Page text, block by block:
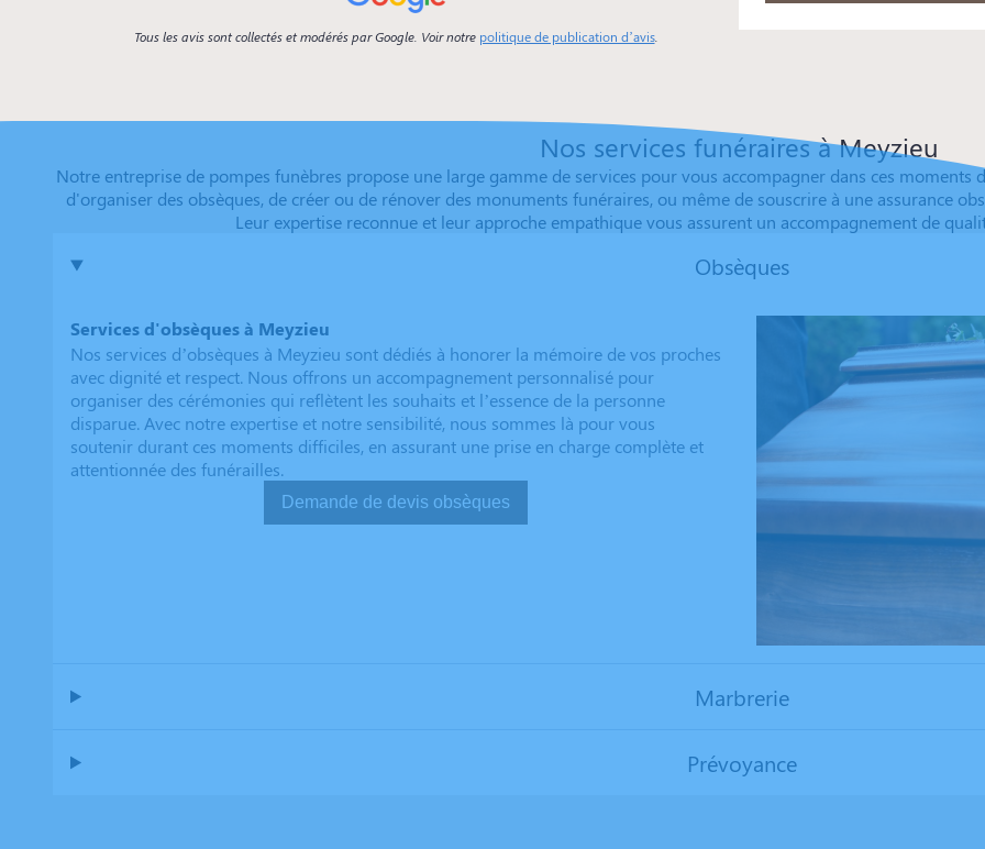
Tous les avis sont collectés et modérés par Google. Voir notre politique de publication d’avis.
Nos services funéraires à Meyzieu
Notre entreprise de pompes funèbres propose une large gamme de services pour vous accompagner dans ces moments
d'organiser des obsèques, de créer ou de rénover des monuments funéraires, ou même de souscrire à une assurance
Leur expertise reconnue et leur approche empathique vous assurent un accompagnement de
Obsèques
Services d'obsèques à Meyzieu
Nos services d’obsèques à Meyzieu sont dédiés à honorer la mémoire de vos proches
avec dignité et respect. Nous offrons un accompagnement personnalisé pour
organiser des cérémonies qui reflètent les souhaits et l’essence de la personne
disparue. Avec notre expertise et notre sensibilité, nous sommes là pour vous
soutenir durant ces moments difficiles, en assurant une prise en charge complète et
attentionnée des funérailles.
Demande de devis obsèques
Marbrerie
Prévoyance